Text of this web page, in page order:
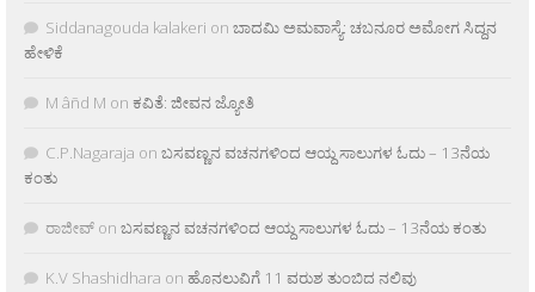
Siddanagouda kalakeri on ಬಾದಮಿ ಅಮವಾಸ್ಯೆ: ಚಬನೂರ ಅಮೋಗ ಸಿದ್ದನ
ಹೇಳಿಕೆ
M âñd M on ಕವಿತೆ: ಜೀವನ ಜ್ಯೋತಿ
C.P.Nagaraja on ಬಸವಣ್ಣನ ವಚನಗಳಿಂದ ಆಯ್ದ ಸಾಲುಗಳ ಓದು – 13ನೆಯ
ಕಂತು
ರಾಜೀವ್ on ಬಸವಣ್ಣನ ವಚನಗಳಿಂದ ಆಯ್ದ ಸಾಲುಗಳ ಓದು – 13ನೆಯ ಕಂತು
K.V Shashidhara on ಹೊನಲುವಿಗೆ 11 ವರುಶ ತುಂಬಿದ ನಲಿವು